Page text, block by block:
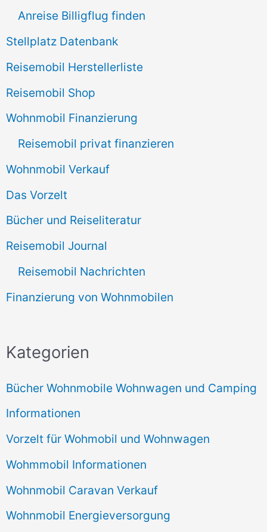
Anreise Billigflug finden
Stellplatz Datenbank
Reisemobil Herstellerliste
Reisemobil Shop
Wohnmobil Finanzierung
Reisemobil privat finanzieren
Wohnmobil Verkauf
Das Vorzelt
Bücher und Reiseliteratur
Reisemobil Journal
Reisemobil Nachrichten
Finanzierung von Wohnmobilen
Kategorien
Bücher Wohnmobile Wohnwagen und Camping
Informationen
Vorzelt für Wohmobil und Wohnwagen
Wohmmobil Informationen
Wohnmobil Caravan Verkauf
Wohnmobil Energieversorgung